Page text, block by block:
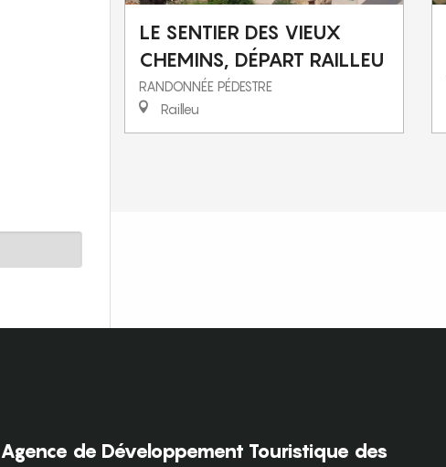
LE SENTIER DES VIEUX
CHEMINS, DÉPART RAILLEU
RANDONNÉE PÉDESTRE
Railleu
Agence de Développement Touristique des